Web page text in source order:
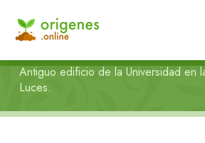
Antiguo edificio de la Universidad en
Luces.